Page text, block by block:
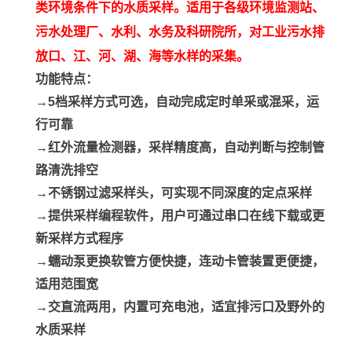
类环境条件下的水质采样。适用于各级环境监测站、
污水处理厂、水利、水务及科研院所，对工业污水排
放口、江、河、湖、海等水样的采集。
功能特点：
→5档采样方式可选，自动完成定时单采或混采，运
行可靠
→红外流量检测器，采样精度高，自动判断与控制管
路清洗排空
→不锈钢过滤采样头，可实现不同深度的定点采样
→提供采样编程软件，用户可通过串口在线下载或更
新采样方式程序
→蠕动泵更换软管方便快捷，连动卡管装置更便捷，
适用范围宽
→交直流两用，内置可充电池，适宜排污口及野外的
水质采样